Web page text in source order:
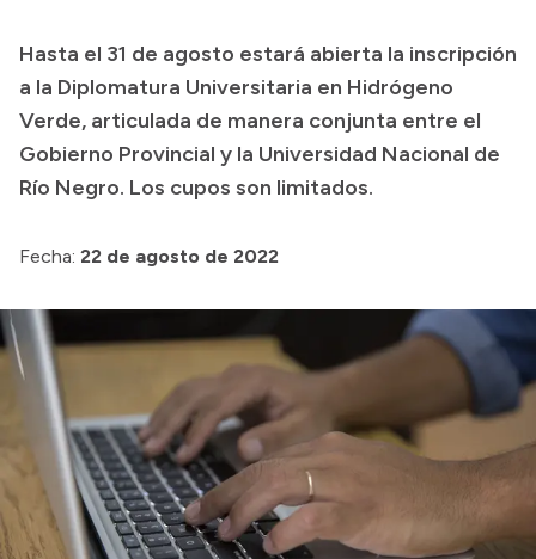
Boletín Oficial
Compras y licitaciones
Consulta de expedientes
Consulta de pago a proveedores
Intranet
Login
Hasta el 31 de agosto estará abierta la inscripción
a la Diplomatura Universitaria en Hidrógeno
Verde, articulada de manera conjunta entre el
Gobierno Provincial y la Universidad Nacional de
Río Negro. Los cupos son limitados.
Fecha: 22 de agosto de 2022